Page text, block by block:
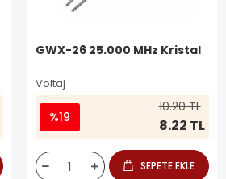
GWX-26 25.000 MHz Kristal
Voltaj
%19
10.20 TL
8.22 TL
SEPETE EKLE